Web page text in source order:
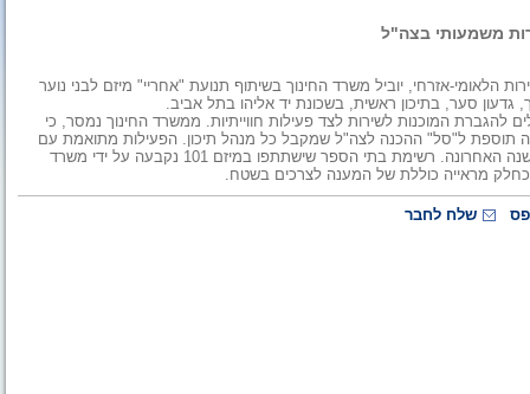
משמעותי בצה"ל
הלאומי-אזרחי, יוביל משרד החינוך בשיתוף תנועת "אחריי" מיזם לבני נוער
המוכנות לשירות לצד פעילות חווייתיות. ממשרד החינוך נמסר, כי
תוספת ל"סל" ההכנה לצה"ל שמקבל כל מנהל תיכון. הפעילות מתואמת עם
מרכזי ההכנה לצה"ל העירוניים שאת פתיחתם הוביל משרד החינוך בשנה האחרונה. רשימת בתי הספר שישתתפו במיזם 101 נקבעה על ידי משרד
כחלק מראייה כוללת של המענה לצרכים בשטח.
שלח לחבר